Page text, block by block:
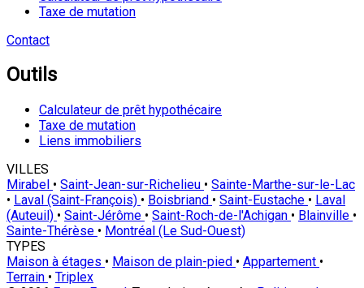
Taxe de mutation
Contact
Outils
Calculateur de prêt hypothécaire
Taxe de mutation
Liens immobiliers
VILLES
Mirabel • Saint-Jean-sur-Richelieu • Sainte-Marthe-sur-le-Lac
• Laval (Saint-François) • Boisbriand • Saint-Eustache • Laval
(Auteuil) • Saint-Jérôme • Saint-Roch-de-l'Achigan • Blainville •
Sainte-Thérèse • Montréal (Le Sud-Ouest)
TYPES
Maison à étages • Maison de plain-pied • Appartement •
Terrain • Triplex